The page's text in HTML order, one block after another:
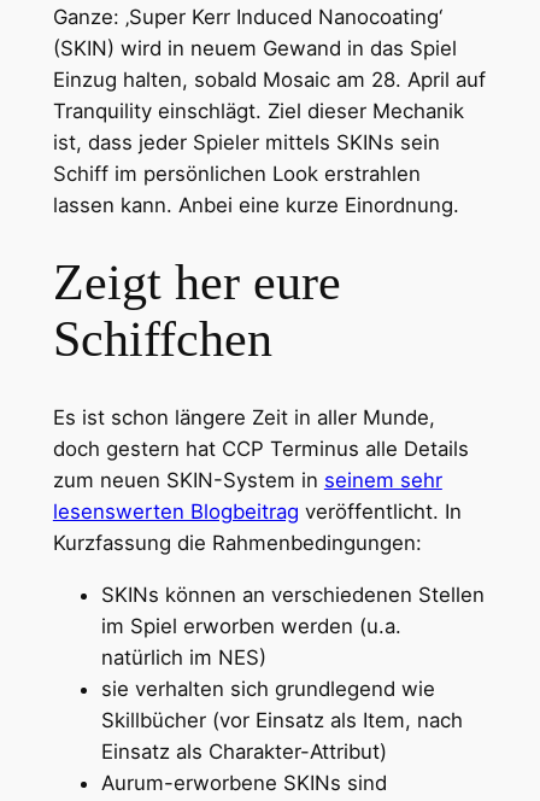
Ganze: ‚Super Kerr Induced Nanocoating‘
(SKIN) wird in neuem Gewand in das Spiel
Einzug halten, sobald Mosaic am 28. April auf
Tranquility einschlägt. Ziel dieser Mechanik
ist, dass jeder Spieler mittels SKINs sein
Schiff im persönlichen Look erstrahlen
lassen kann. Anbei eine kurze Einordnung.
Zeigt her eure
Schiffchen
Es ist schon längere Zeit in aller Munde,
doch gestern hat CCP Terminus alle Details
zum neuen SKIN-System in seinem sehr
lesenswerten Blogbeitrag veröffentlicht. In
Kurzfassung die Rahmenbedingungen:
SKINs können an verschiedenen Stellen
im Spiel erworben werden (u.a.
natürlich im NES)
sie verhalten sich grundlegend wie
Skillbücher (vor Einsatz als Item, nach
Einsatz als Charakter-Attribut)
Aurum-erworbene SKINs sind